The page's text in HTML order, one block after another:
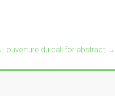
: ouverture du call for abstract →